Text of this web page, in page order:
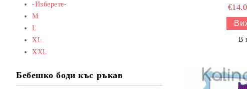
-Изберете-
М
L
XL
XXL
Бебешко боди къс ръкав
В